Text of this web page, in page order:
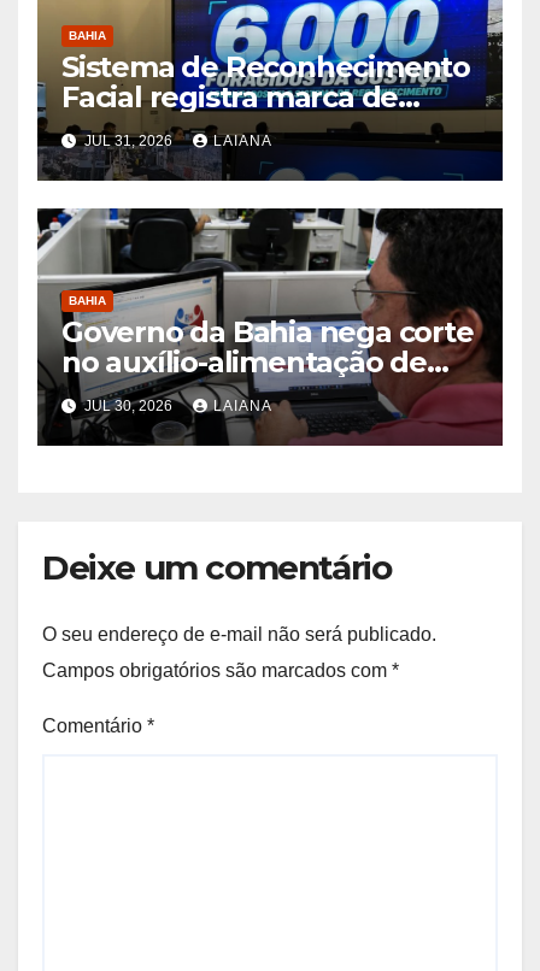
BAHIA
Sistema de Reconhecimento
Facial registra marca de
6.000 foragidos capturados
na Bahia, diz SSP
JUL 31, 2026 LAIANA
BAHIA
Governo da Bahia nega corte
no auxílio-alimentação de
servidores Reda
JUL 30, 2026 LAIANA
Deixe um comentário
O seu endereço de e-mail não será publicado.
Campos obrigatórios são marcados com *
Comentário *